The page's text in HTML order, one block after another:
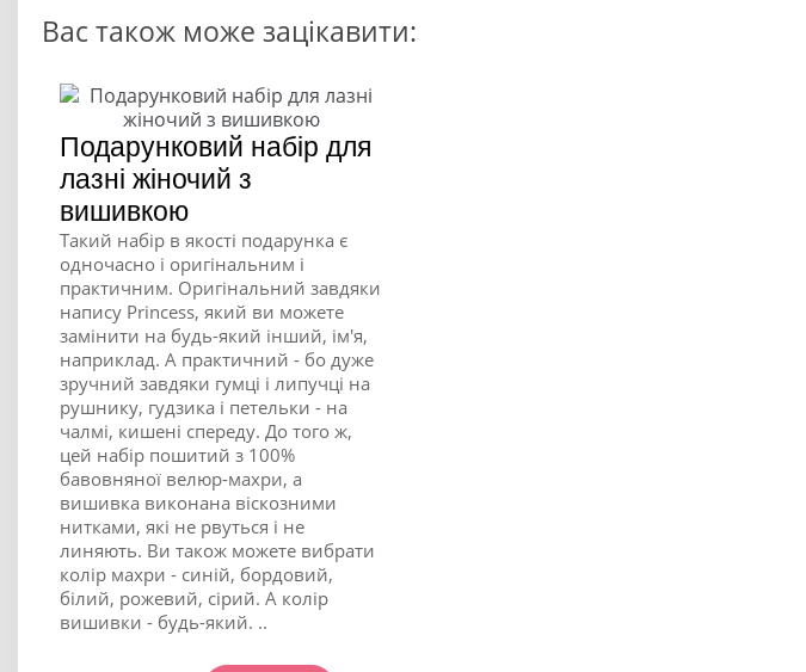
Вас також може зацікавити:
Подарунковий набір для
лазні жіночий з
вишивкою
Такий набір в якості подарунка є
одночасно і оригінальним і
практичним. Оригінальний завдяки
напису Princess, який ви можете
замінити на будь-який інший, ім'я,
наприклад. А практичний - бо дуже
зручний завдяки гумці і липучці на
рушнику, гудзика і петельки - на
чалмі, кишені спереду. До того ж,
цей набір пошитий з 100%
бавовняної велюр-махри, а
вишивка виконана віскозними
нитками, які не рвуться і не
линяють. Ви також можете вибрати
колір махри - синій, бордовий,
білий, рожевий, сірий. А колір
вишивки - будь-який. ..